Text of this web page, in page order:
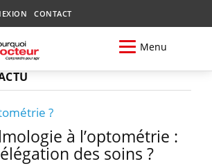
CONTACT
Menu
?
à l’optométrie :
des soins ?